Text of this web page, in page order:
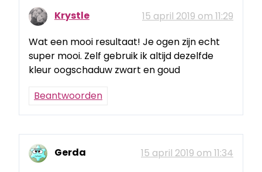
Krystle
15 april 2019 om 11:29
Wat een mooi resultaat! Je ogen zijn echt
super mooi. Zelf gebruik ik altijd dezelfde
kleur oogschaduw zwart en goud
Beantwoorden
Gerda
15 april 2019 om 11:34